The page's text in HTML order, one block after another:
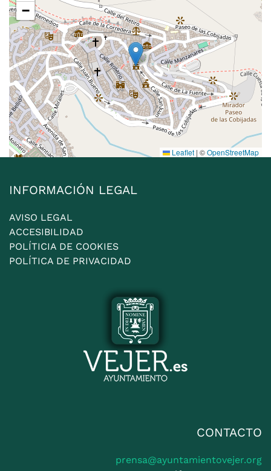
−
Leaflet | ©OpenStreetMap
INFORMACIÓN LEGAL
AVISO LEGAL
ACCESIBILIDAD
POLÍTICIA DE COOKIES
POLÍTICA DE PRIVACIDAD
CONTACTO
prensa@ayuntamientovejer.org